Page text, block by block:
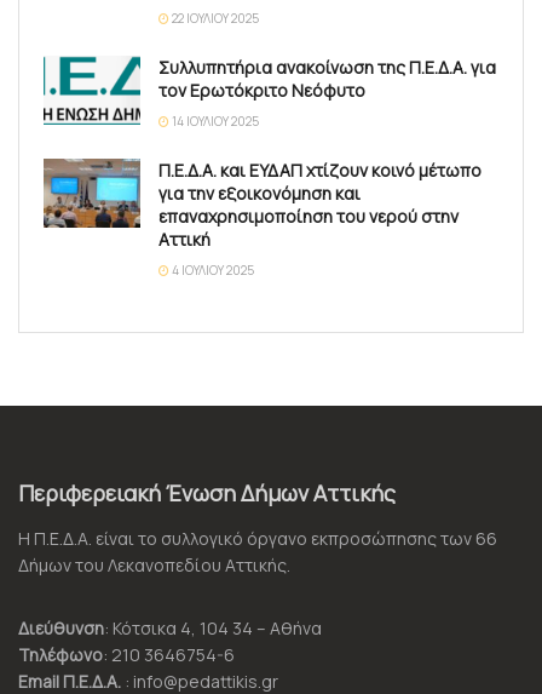
22 ΙΟΥΛΊΟΥ 2025
Συλλυπητήρια ανακοίνωση της Π.Ε.Δ.Α. για
τον Ερωτόκριτο Νεόφυτο
14 ΙΟΥΛΊΟΥ 2025
Π.Ε.Δ.Α. και ΕΥΔΑΠ χτίζουν κοινό μέτωπο
για την εξοικονόμηση και
επαναχρησιμοποίηση του νερού στην
Αττική
4 ΙΟΥΛΊΟΥ 2025
Περιφερειακή Ένωση Δήμων Αττικής
Η Π.Ε.Δ.Α. είναι το συλλογικό όργανο εκπροσώπησης των 66
Δήμων του Λεκανοπεδίου Αττικής.
Διεύθυνση: Κότσικα 4, 104 34 – Αθήνα
Τηλέφωνο: 210 3646754-6
Email Π.Ε.Δ.Α. : info@pedattikis.gr